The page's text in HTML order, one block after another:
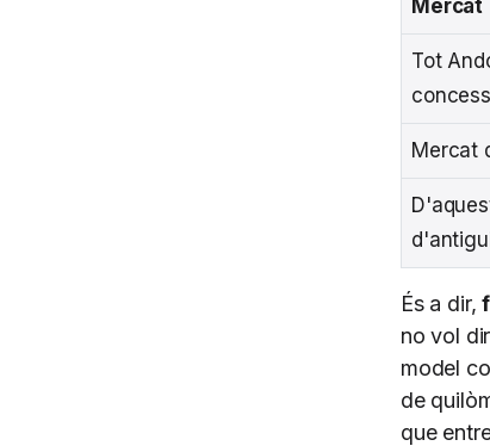
Mercat
Tot
Mercat
És a dir,
no vol
model
de
que